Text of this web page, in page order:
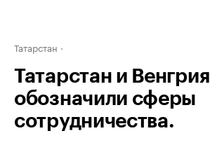
Татарстан
Татарстан и Венгрия
обозначили сферы
сотрудничества.